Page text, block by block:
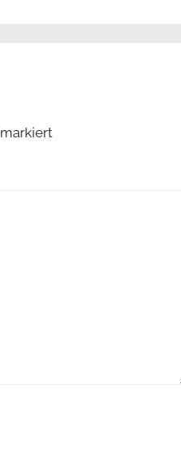
markiert